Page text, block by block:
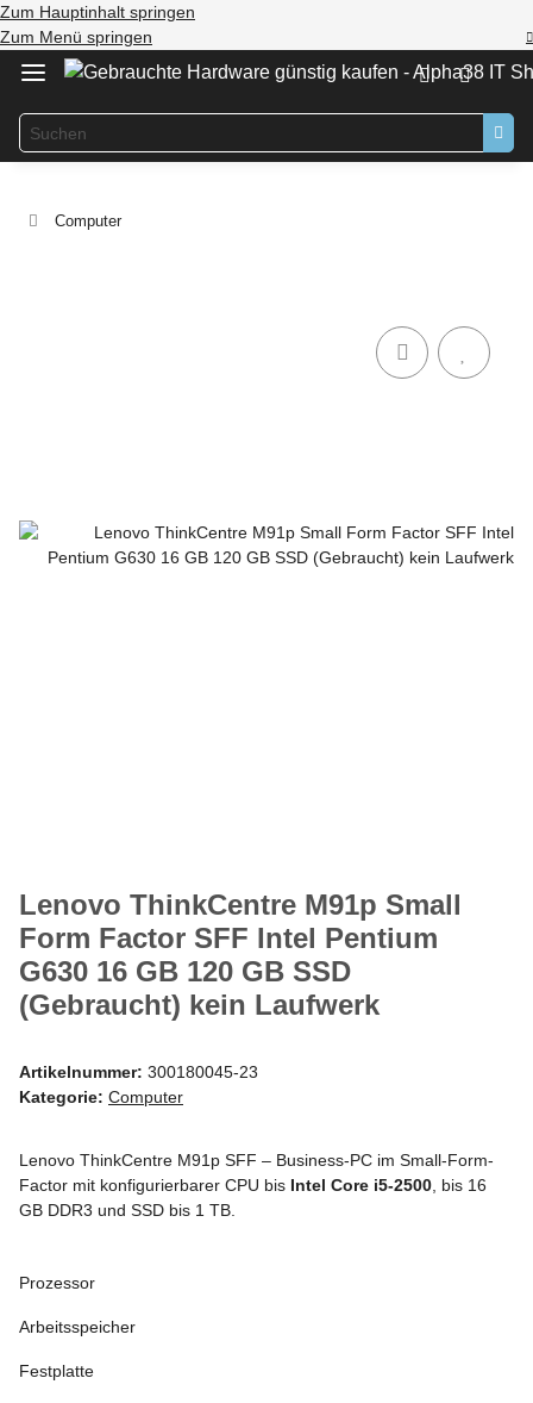
Zum Hauptinhalt springen
Zum Menü springen
Computer
Lenovo ThinkCentre M91p Small
Form Factor SFF Intel Pentium
G630 16 GB 120 GB SSD
(Gebraucht) kein Laufwerk
Artikelnummer: 300180045-23
Kategorie: Computer
Lenovo ThinkCentre M91p SFF – Business-PC im Small-Form-
Factor mit konfigurierbarer CPU bis Intel Core i5-2500 , bis 16
GB DDR3 und SSD bis 1 TB.
Prozessor
Arbeitsspeicher
Festplatte